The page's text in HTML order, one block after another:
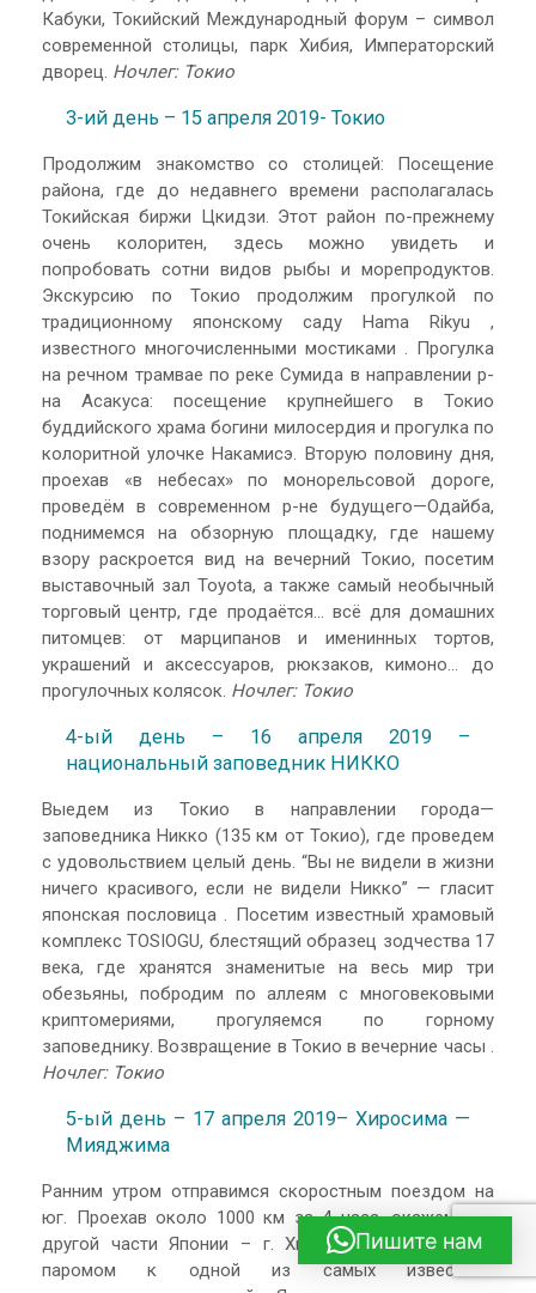
Кабуки, Токийский Международный форум – символ
современной столицы, парк Хибия, Императорский
дворец. Ночлег: Токио
3-ий день – 15 апреля 2019- Токио
Продолжим знакомство со столицей: Посещение
района, где до недавнего времени располагалась
Токийская биржи Цкидзи. Этот район по-прежнему
очень колоритен, здесь можно увидеть и
попробовать сотни видов рыбы и морепродуктов.
Экскурсию по Токио продолжим прогулкой по
традиционному японскому саду Hama Rikyu ,
известного многочисленными мостиками . Прогулка
на речном трамвае по реке Сумида в направлении р-
на Асакуса: посещение крупнейшего в Токио
буддийского храма богини милосердия и прогулка по
колоритной улочке Накамисэ. Вторую половину дня,
проехав «в небесах» по монорельсовой дороге,
проведём в современном р-не будущего—Одайба,
поднимемся на обзорную площадку, где нашему
взору раскроется вид на вечерний Токио, посетим
выставочный зал Toyota, а также самый необычный
торговый центр, где продаётся… всё для домашних
питомцев: от марципанов и именинных тортов,
украшений и аксессуаров, рюкзаков, кимоно… до
прогулочных колясок. Ночлег: Токио
4-ый день – 16 апреля 2019 –
национальный заповедник НИККО
Выедем из Токио в направлении города—
заповедника Никко (135 км от Токио), где проведем
с удовольствием целый день. “Вы не видели в жизни
ничего красивого, если не видели Никко” — гласит
японская пословица . Посетим известный храмовый
комплекс TOSIOGU, блестящий образец зодчества 17
века, где хранятся знаменитые на весь мир три
обезьяны, побродим по аллеям с многовековыми
криптомериями, прогуляемся по горному
заповеднику. Возвращение в Токио в вечерние часы .
Ночлег: Токио
5-ый день – 17 апреля 2019– Хиросима —
Мияджима
Ранним утром отправимся скоростным поездом на
юг. Проехав около 1000 км за 4 часа, окажемся в
другой части Японии – г. Хиросима. Переберемся
паромом к одной из самых известных
Пишите нам